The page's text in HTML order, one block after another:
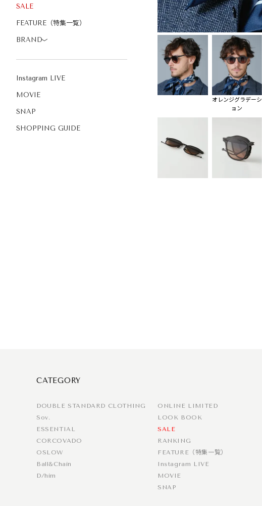
SALE
FEATURE（特集一覧）
BRAND〉
Instagram LIVE
MOVIE
SNAP
SHOPPING GUIDE
オレンジグラデーシ
ョン
CATEGORY
DOUBLE STANDARD CLOTHING
Sov.
ESSENTIAL
CORCOVADO
OSLOW
Ball&Chain
D/him
ONLINE LIMITED
LOOK BOOK
SALE
RANKING
FEATURE（特集一覧）
Instagram LIVE
MOVIE
SNAP